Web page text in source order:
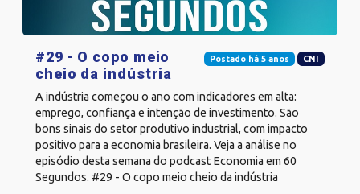
Postado há 5 anos CNI
#29 - O copo meio
cheio da indústria
A indústria começou o ano com indicadores em alta:
emprego, confiança e intenção de investimento. São
bons sinais do setor produtivo industrial, com impacto
positivo para a economia brasileira. Veja a análise no
episódio desta semana do podcast Economia em 60
Segundos. #29 - O copo meio cheio da indústria